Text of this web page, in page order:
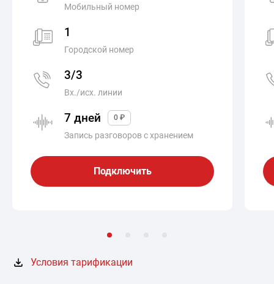
Мобильный номер
1
Городской номер
3/3
Вх./исх. линии
7 дней 0 ₽
Запись разговоров с хранением
Подключить
Условия тарификации